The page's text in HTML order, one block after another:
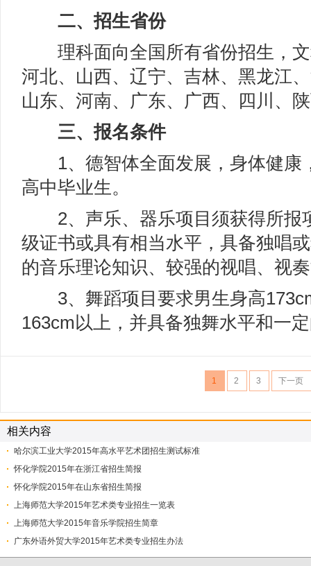
二、招生省份
理科面向全国所有省份招生，文
河北、山西、辽宁、吉林、黑龙江
山东、河南、广东、广西、四川、
三、报名条件
1、德智体全面发展，身体健康
高中毕业生。
2、声乐、器乐项目须获得所报
级证书或具有相当水平，具备独唱
的音乐理论知识、较强的视唱、视
3、舞蹈项目要求男生身高
163cm以上，并具备独舞水平和一
1 2 3 下一页
相关内容
哈尔滨工业大学2015年高水平艺术团招生测试标准
怀化学院2015年在浙江省招生简报
怀化学院2015年在山东省招生简报
上海师范大学2015年艺术类专业招生一览表
上海师范大学2015年音乐学院招生简章
广东外语外贸大学2015年艺术类专业招生办法